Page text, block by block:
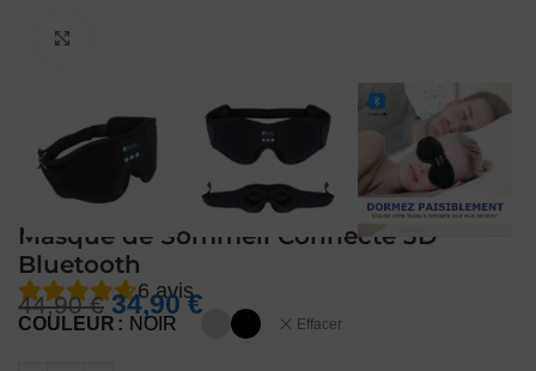
Masque de Sommeil Connecté 3D
Bluetooth
6avis
44,90€ 34,90€
COULEUR NOIR Effacer